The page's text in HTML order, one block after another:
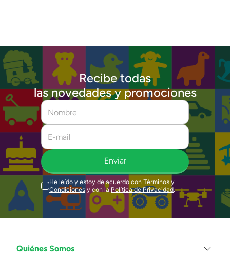
Recibe todas
las novedades y promociones
Enviar
He leído y estoy de acuerdo con Términos y
Condiciones y con la Política de Privacidad.
Quiénes Somos